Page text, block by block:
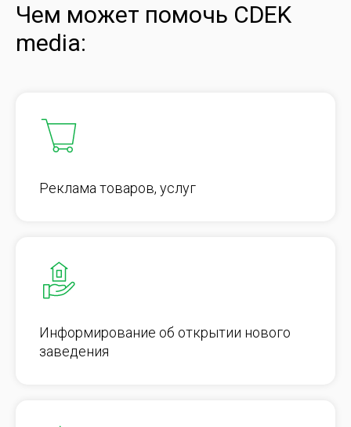
Чем может помочь CDEK
media:
Реклама товаров, услуг
Информирование об открытии нового
заведения